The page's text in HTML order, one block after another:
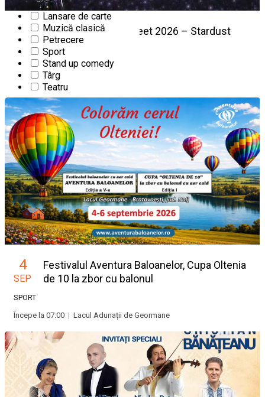
Film
Lansare de carte
Muzică clasică
Petrecere
Sport
Stand up comedy
Târg
Teatru
25
AUG
Puppets Occupy Street 2026 – Stardust
Edition 13
FESTIVAL
Începe la 10:00
4
SEP
Festivalul Aventura Baloanelor, Cupa Oltenia
de 10 la zbor cu balonul
SPORT
Începe la 07:00 | Lacul Adunații de Geormane